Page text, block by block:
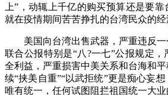
上”，动辄上千亿的购买预算还是要
就在疫情期间苦苦挣扎的台湾民众的经
美国向台湾出售武器，严重违反一
联合公报特别是“八?一七”公报规定
全利益，严重损害中美关系和台海和
续“挟美自重”“以武拒统”更是痴心妄
唯有统一，任何试图阻拦祖国统一大业